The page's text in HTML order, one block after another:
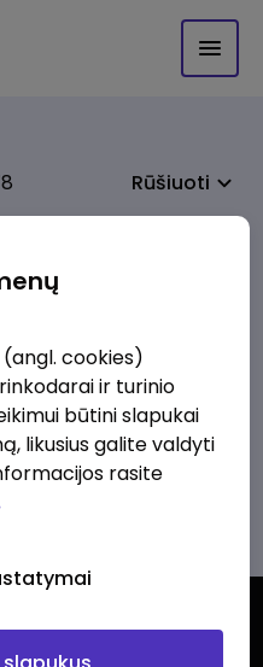
Rūšiuoti
skelbimų
paiešką ir
cookies)
ir turinio
būtini slapukai
likusius galite valdyti
rasite